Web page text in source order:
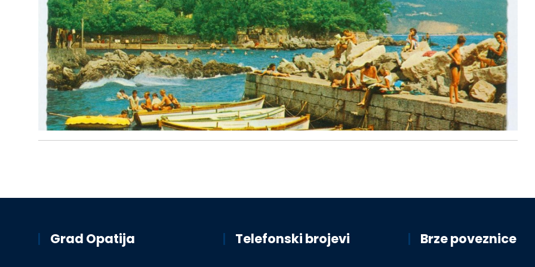
Grad Opatija Telefonski brojevi Brze poveznice